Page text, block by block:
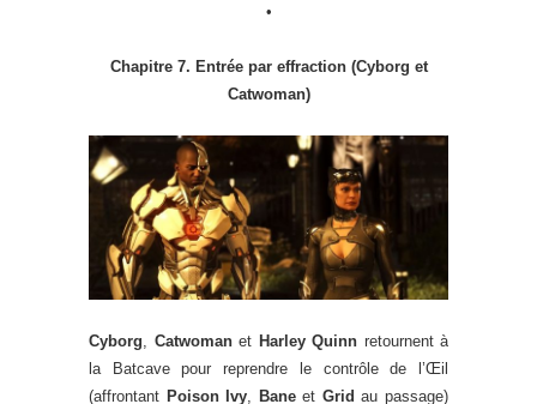
•
Chapitre 7. Entrée par effraction (Cyborg et
Catwoman)
Cyborg, Catwomanet Harley Quinn retournent à
la Batcave pour reprendre le contrôle de l’Œil
(affrontant Poison Ivy, Baneet Grid au passage)